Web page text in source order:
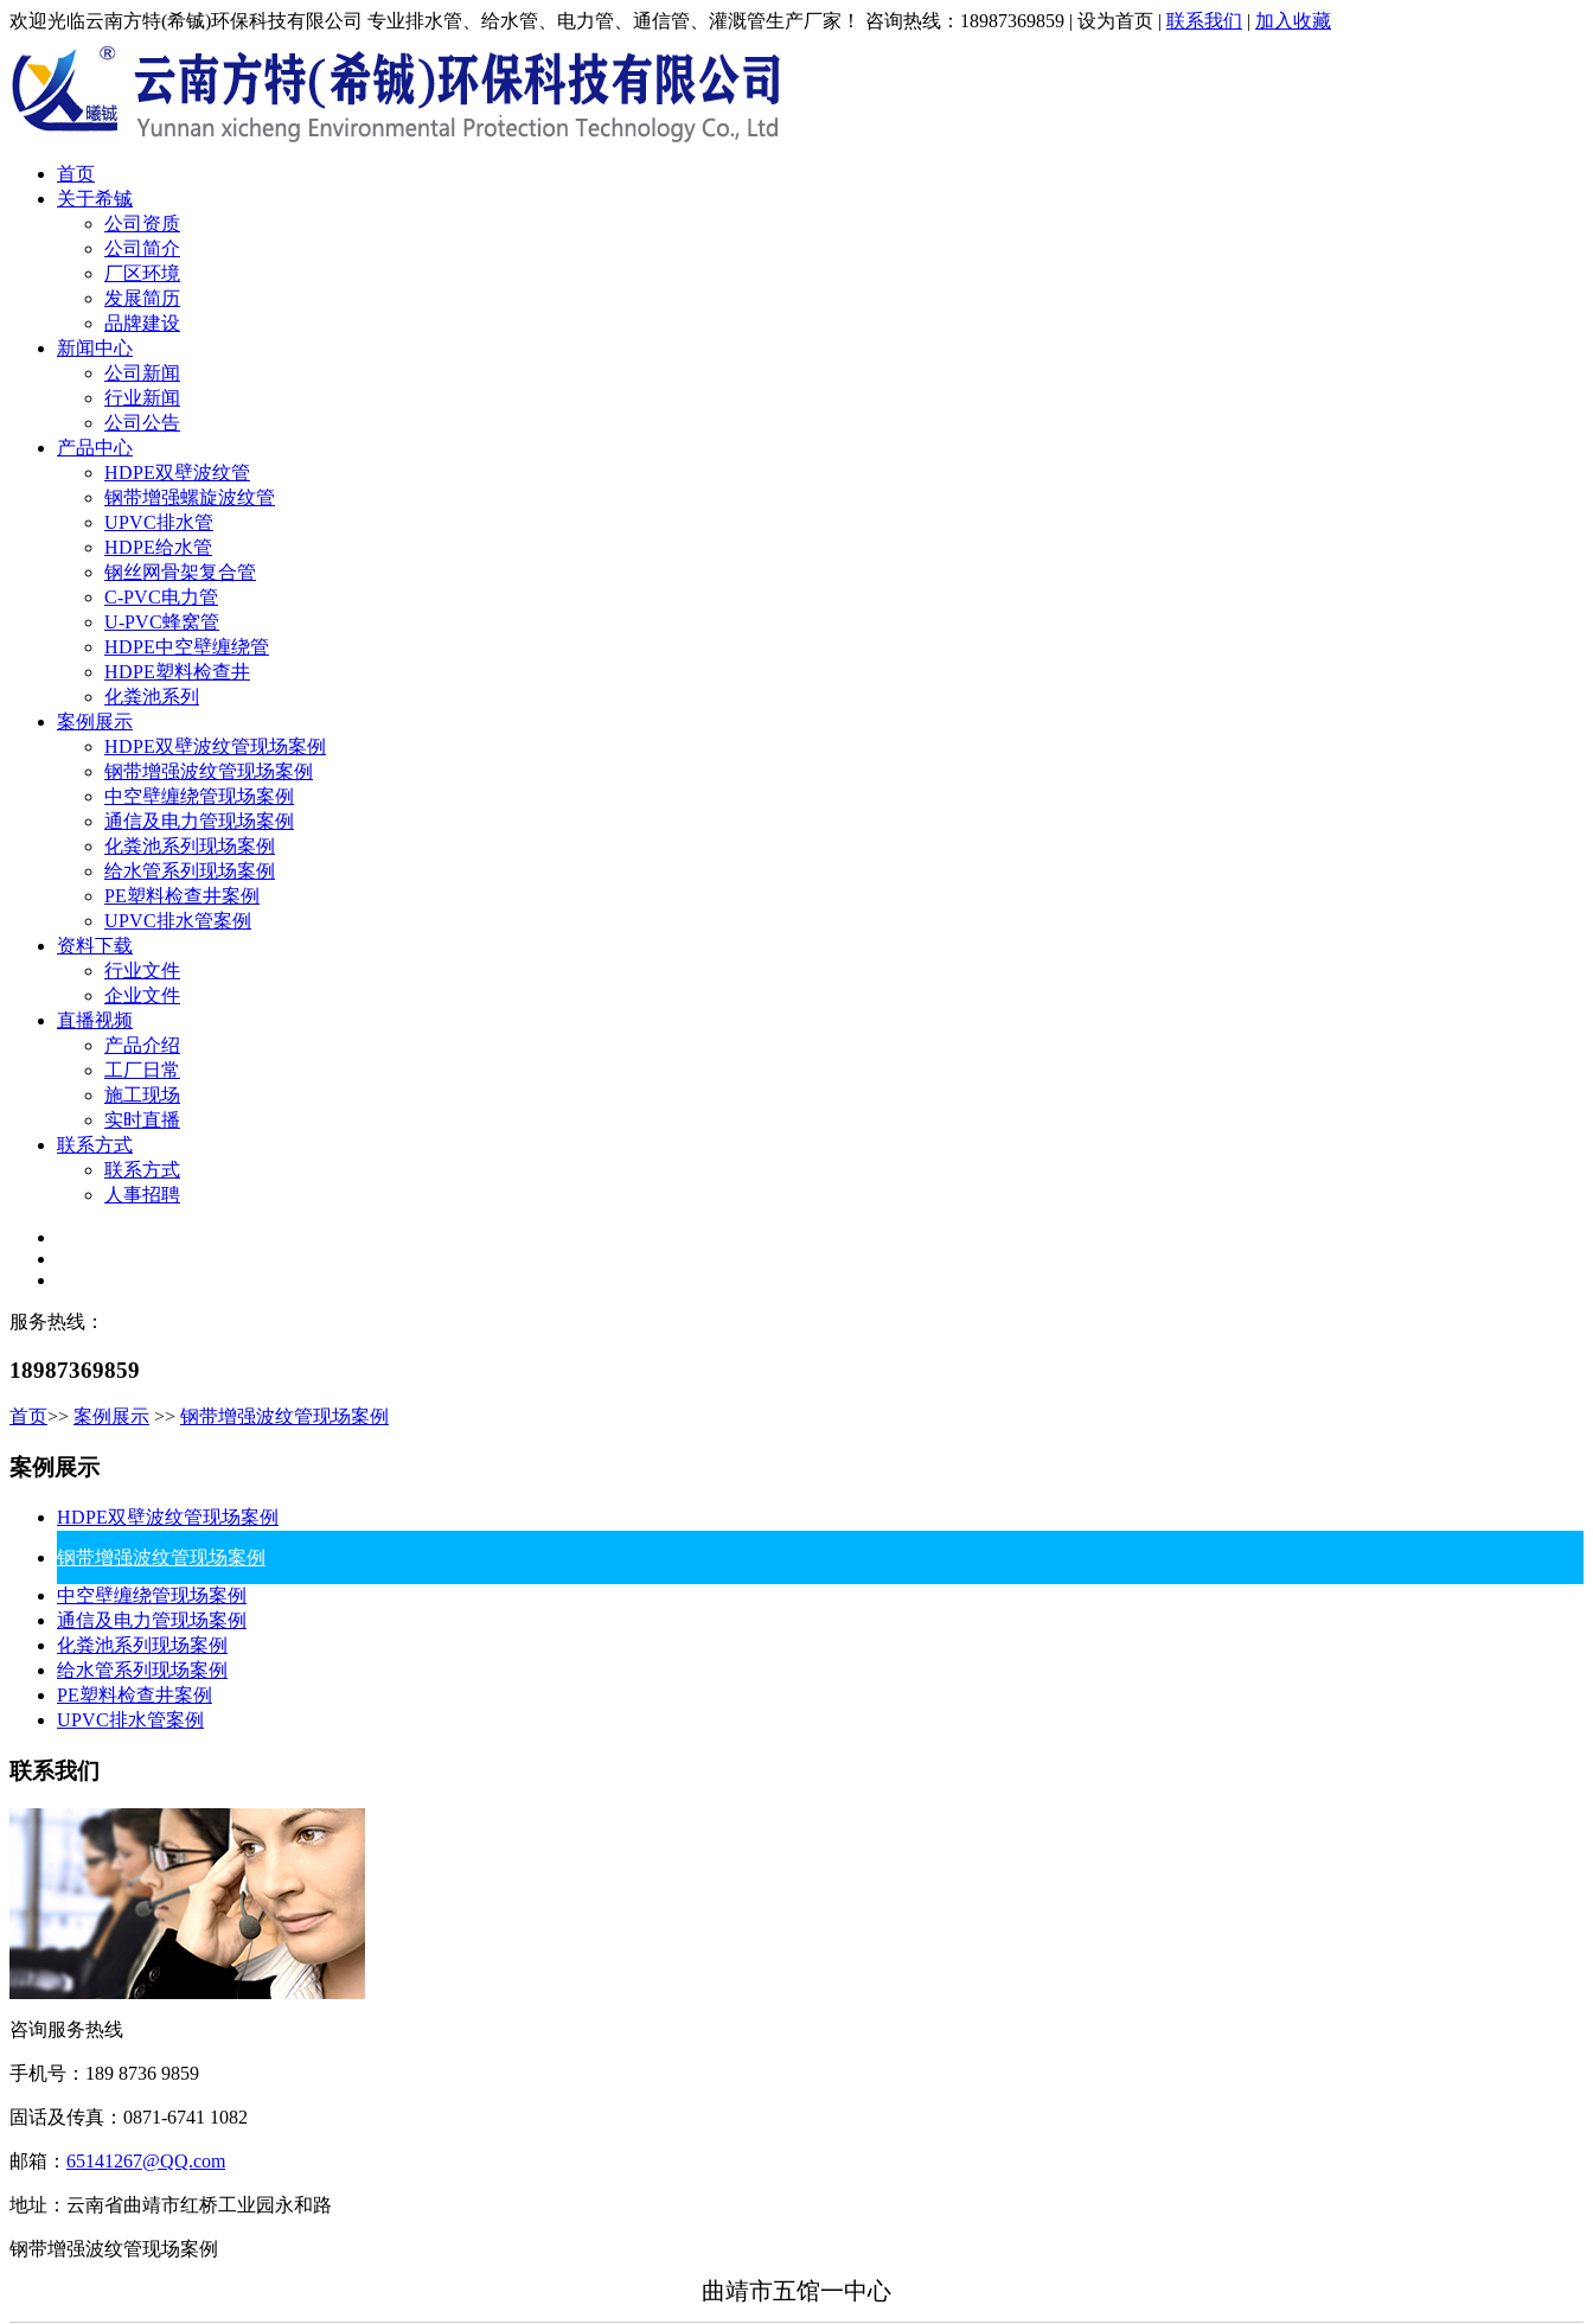
欢迎光临云南方特(希铖)环保科技有限公司 专业排水管、给水管、电力管、通信管、灌溉管生产厂家！ 咨询热线：18987369859 | 设为首页 | 联系我们 | 加入收藏
首页
关于希铖
公司资质
公司简介
厂区环境
发展简历
品牌建设
新闻中心
公司新闻
行业新闻
公司公告
产品中心
HDPE双壁波纹管
钢带增强螺旋波纹管
UPVC排水管
HDPE给水管
钢丝网骨架复合管
C-PVC电力管
U-PVC蜂窝管
HDPE中空壁缠绕管
HDPE塑料检查井
化粪池系列
案例展示
HDPE双壁波纹管现场案例
钢带增强波纹管现场案例
中空壁缠绕管现场案例
通信及电力管现场案例
化粪池系列现场案例
给水管系列现场案例
PE塑料检查井案例
UPVC排水管案例
资料下载
行业文件
企业文件
直播视频
产品介绍
工厂日常
施工现场
实时直播
联系方式
联系方式
人事招聘
服务热线：
18987369859
首页>> 案例展示 >> 钢带增强波纹管现场案例
案例展示
HDPE双壁波纹管现场案例
钢带增强波纹管现场案例
中空壁缠绕管现场案例
通信及电力管现场案例
化粪池系列现场案例
给水管系列现场案例
PE塑料检查井案例
UPVC排水管案例
联系我们
咨询服务热线
手机号：189 8736 9859
固话及传真：0871-6741 1082
邮箱： 65141267@QQ.com
地址：云南省曲靖市红桥工业园永和路
钢带增强波纹管现场案例
曲靖市五馆一中心